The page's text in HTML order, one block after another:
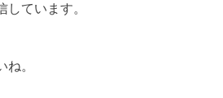
しています。
。